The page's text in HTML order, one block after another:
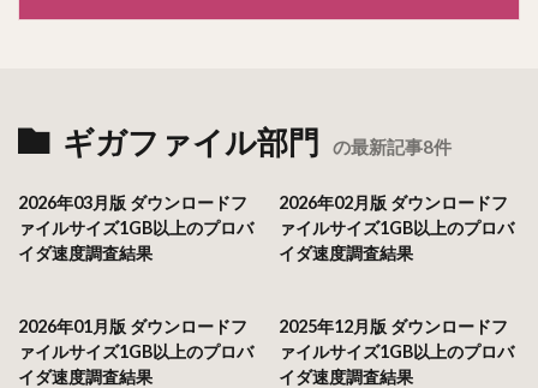
ギガファイル部門 の最新記事8件
2026年03月版 ダウンロードフ
ァイルサイズ1GB以上のプロバ
イダ速度調査結果
2026年02月版 ダウンロードフ
ァイルサイズ1GB以上のプロバ
イダ速度調査結果
2026年01月版 ダウンロードフ
ァイルサイズ1GB以上のプロバ
イダ速度調査結果
2025年12月版 ダウンロードフ
ァイルサイズ1GB以上のプロバ
イダ速度調査結果